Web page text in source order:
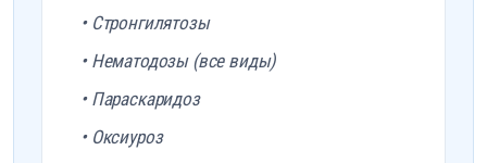
• Стронгилятозы
• Нематодозы (все виды)
• Параскаридоз
• Оксиуроз